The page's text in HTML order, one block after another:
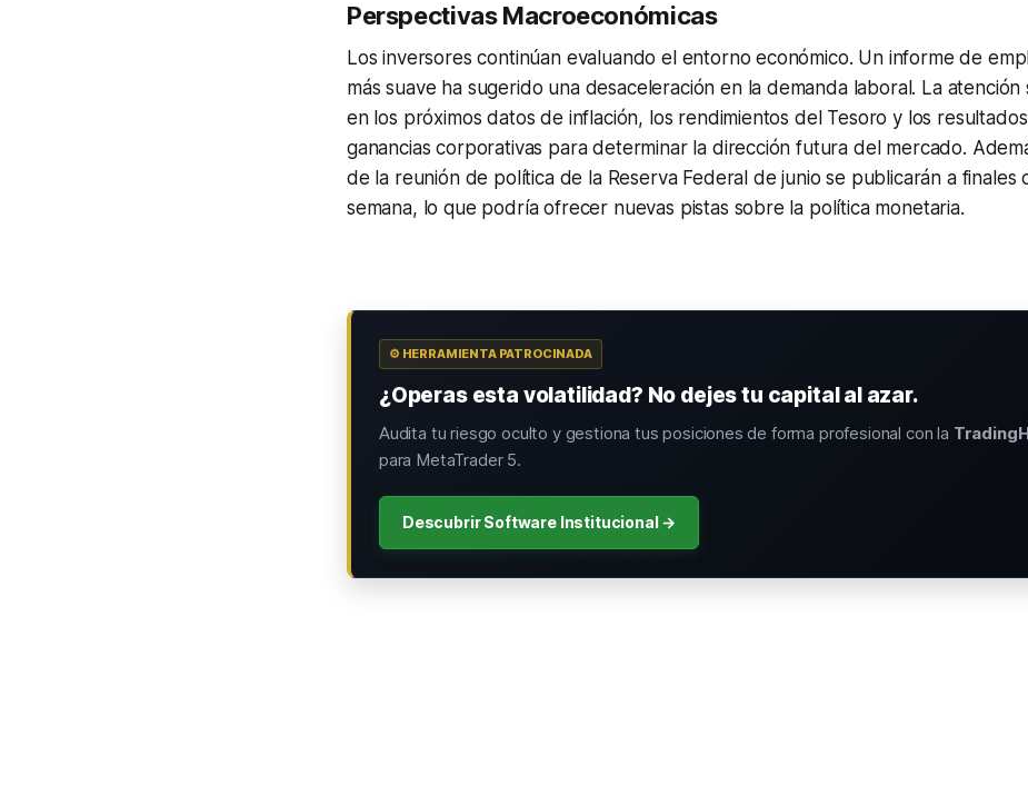
Perspectivas Macroeconómicas
Los inversores continúan evaluando el entorno económico. Un informe de
más suave ha sugerido una desaceleración en la demanda laboral. La
en los próximos datos de inflación, los rendimientos del Tesoro y los
ganancias corporativas para determinar la dirección futura del mercado.
de la reunión de política de la Reserva Federal de junio se publicarán a finales
semana, lo que podría ofrecer nuevas pistas sobre la política monetaria.
⚙️ HERRAMIENTA PATROCINADA
¿Operas esta volatilidad? No dejes tu capital al azar.
Audita tu riesgo oculto y gestiona tus posiciones de forma profesional con la
para MetaTrader 5.
Descubrir Software Institucional →